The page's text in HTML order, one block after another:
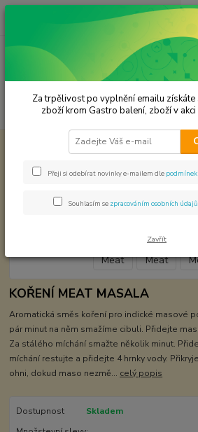
Koření od Samuela podle způsobu použití
Masala Meat
KOŘENÍ MEAT MASALA
Aromatická směs koření pro indické masové
pár minut na něm smažíme cibuli. Přidejte
Za stálého míchání smažte několik minut.
míchání restujte a přidejte 4 hrnky vody.
ohni, dokud maso nezmě... celý popis
Dostupnost
Skladem
Za trpělivost po vyplnění emailu získáte
zboží krom Gastro balení, zboží v
Přeji si odebírat novinky e-mailem dle
Souhlasím se zpracováním osobních údajů
Zavřít